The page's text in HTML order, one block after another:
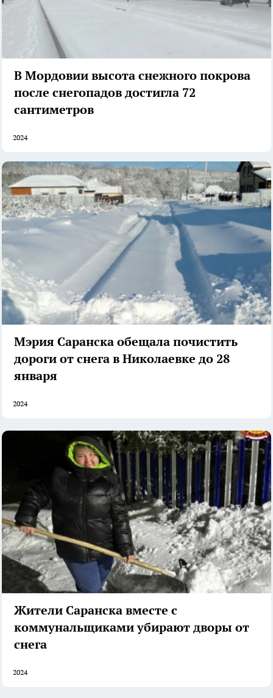
В Мордовии высота снежного покрова
после снегопадов достигла 72
сантиметров
2024
Мэрия Саранска обещала почистить
дороги от снега в Николаевке до 28
января
2024
Жители Саранска вместе с
коммунальщиками убирают дворы от
снега
2024